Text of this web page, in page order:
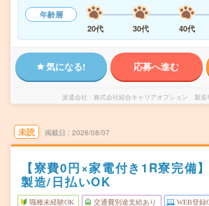
年齢層
20代
30代 40代
気になる! 応募へ進む
派遣会社 株式会社綜合キャリアオプション 製造
未読 掲載日 2026/08/07
【寮費0円×家電付き1R寮完備
製造/日払いOK
職種未経験OK 交通費別途支給あり WEB登録